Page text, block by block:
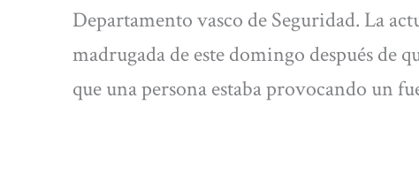
Departamento vasco de Seguridad. La
madrugada de este domingo después de
que una persona estaba provocando un